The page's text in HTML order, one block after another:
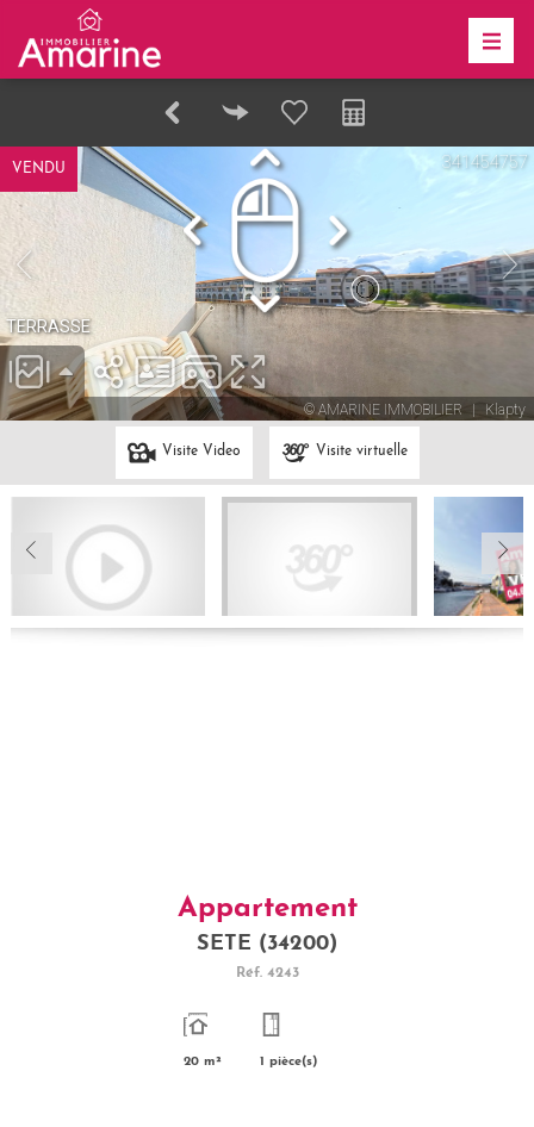
VENDU
Visite Video Visite virtuelle
Appartement
SETE (34200)
Réf. 4243
20 m² 1 pièce(s)